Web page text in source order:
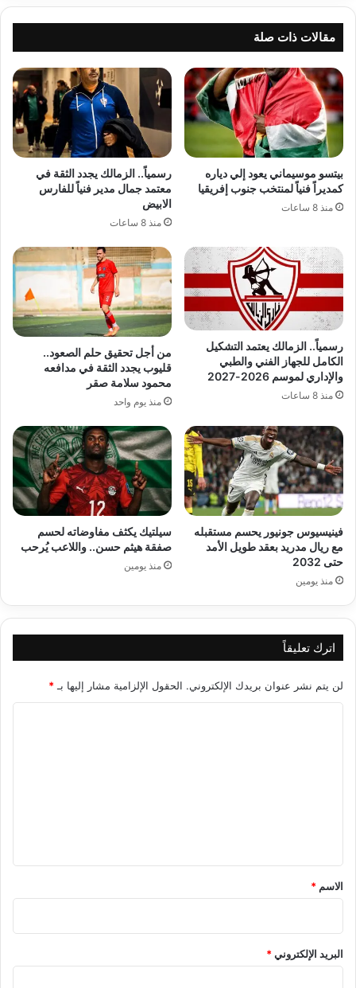
مقالات ذات صلة
بيتسو موسيماني يعود إلي دياره
كمديراً فنياً لمنتخب جنوب إفريقيا
منذ 8 ساعات
رسمياً.. الزمالك يجدد الثقة في
معتمد جمال مدير فنياً للفارس
الابيض
منذ 8 ساعات
رسمياً.. الزمالك يعتمد التشكيل
الكامل للجهاز الفني والطبي
والإداري لموسم 2026-2027
منذ 8 ساعات
من أجل تحقيق حلم الصعود..
قليوب يجدد الثقة في مدافعه
محمود سلامة صقر
منذ يوم واحد
فينيسيوس جونيور يحسم مستقبله
مع ريال مدريد بعقد طويل الأمد
حتى 2032
منذ يومين
سيلتيك يكثف مفاوضاته لحسم
صفقة هيثم حسن.. واللاعب يُرحب
منذ يومين
اترك تعليقاً
لن يتم نشر عنوان بريدك الإلكتروني. الحقول الإلزامية مشار إليها بـ *
*
الاسم *
البريد الإلكتروني*